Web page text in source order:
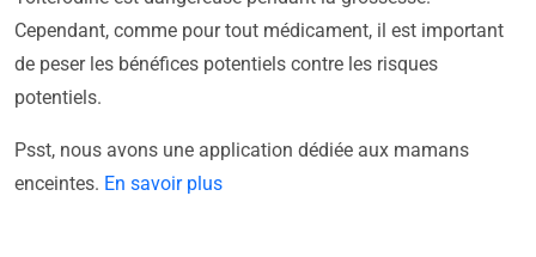
Cependant, comme pour tout médicament, il est important
de peser les bénéfices potentiels contre les risques
potentiels.
Psst, nous avons une application dédiée aux mamans
enceintes. En savoir plus